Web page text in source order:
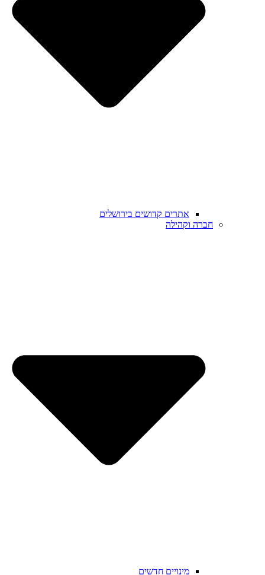
אתרים קדושים בירושלים
חברה וקהילה
מינויים חדשים